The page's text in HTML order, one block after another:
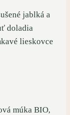
jablká a
doladia
lieskovce
múka BIO,